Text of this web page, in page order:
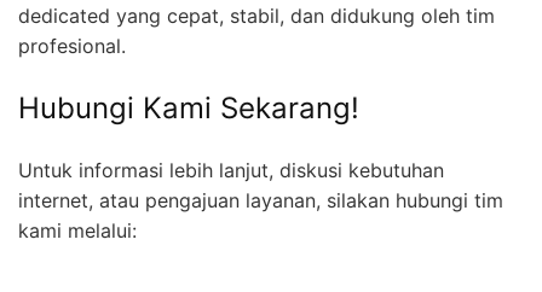
dedicated yang cepat, stabil, dan didukung oleh tim
profesional.
Hubungi Kami Sekarang!
Untuk informasi lebih lanjut, diskusi kebutuhan
internet, atau pengajuan layanan, silakan hubungi tim
kami melalui: